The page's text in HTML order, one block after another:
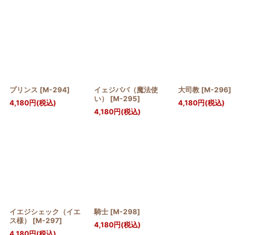
プリンス [M-294]
4,180円(税込)
イェジババ（魔法使
い）
[M-295]
4,180円(税込)
大司教 [M-296]
4,180円(税込)
イエジシェック（イエ
ス様）
[M-297]
騎士 [M-298]
4,180円(税込)